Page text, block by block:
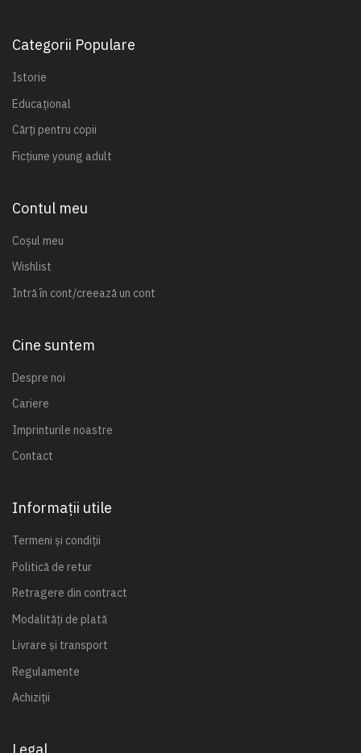
Categorii Populare
Istorie
Educațional
Cărți pentru copii
Ficțiune young adult
Contul meu
Coșul meu
Wishlist
Intră în cont/creează un cont
Cine suntem
Despre noi
Cariere
Imprinturile noastre
Contact
Informații utile
Termeni și condiții
Politică de retur
Retragere din contract
Modalități de plată
Livrare și transport
Regulamente
Achiziții